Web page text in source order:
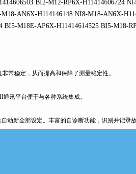
BI2-M12-RP6X-H11414606724
AN6X-H114146148 NI8-M18-AN6X-
M18E-AP6X-H11414614525 BI5-M18-
常稳定，从而提高和保障了测量稳定性。
讯平台便于与各种系统集成。
动新全部设定。丰富的自诊断功能，识别并记录故